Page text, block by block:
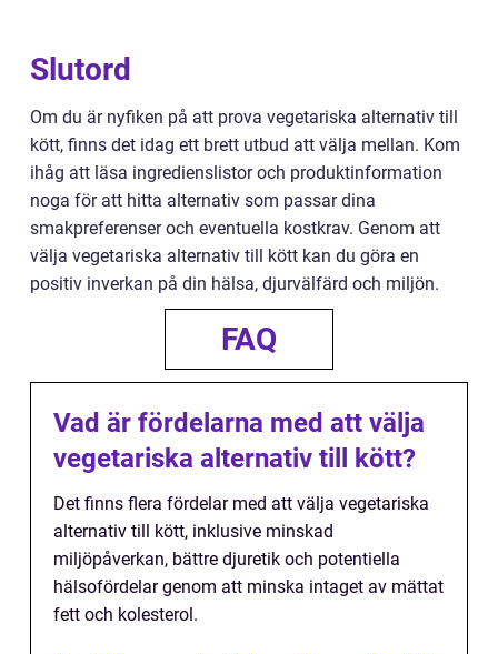
Slutord
Om du är nyfiken på att prova vegetariska alternativ till
kött, finns det idag ett brett utbud att välja mellan. Kom
ihåg att läsa ingredienslistor och produktinformation
noga för att hitta alternativ som passar dina
smakpreferenser och eventuella kostkrav. Genom att
välja vegetariska alternativ till kött kan du göra en
positiv inverkan på din hälsa, djurvälfärd och miljön.
FAQ
Vad är fördelarna med att välja
vegetariska alternativ till kött?
Det finns flera fördelar med att välja vegetariska
alternativ till kött, inklusive minskad
miljöpåverkan, bättre djuretik och potentiella
hälsofördelar genom att minska intaget av mättat
fett och kolesterol.